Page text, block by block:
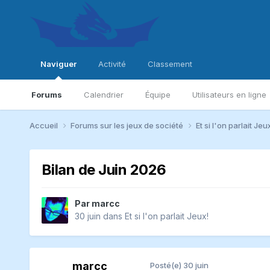
Naviguer
Forums Calendrier Équipe Utilisateurs en ligne
Activité Classement
Accueil Forums sur les jeux de société Et si l'on parlait
Bilan de Juin 2026
Par marcc
30 juin dans Et si l'on parlait Jeux!
marcc Posté(e) 30 juin